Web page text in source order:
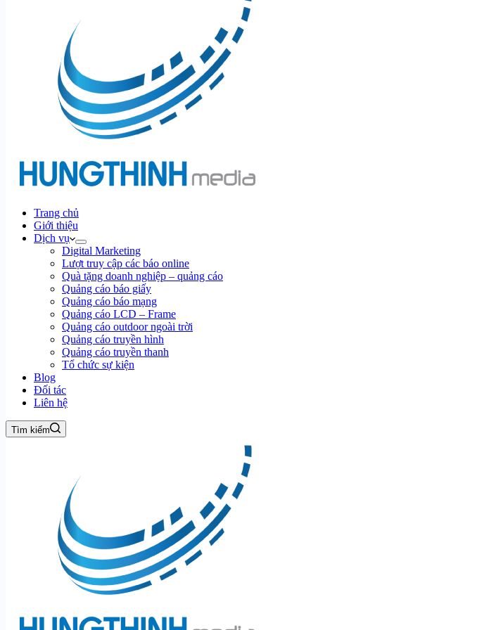
Trang chủ
Giới thiệu
Dịch vụ
Digital Marketing
Lượt truy cập các báo online
Quà tặng doanh nghiệp – quảng cáo
Quảng cáo báo giấy
Quảng cáo báo mạng
Quảng cáo LCD – Frame
Quảng cáo outdoor ngoài trời
Quảng cáo truyền hình
Quảng cáo truyền thanh
Tổ chức sự kiện
Blog
Đối tác
Liên hệ
Tìm kiếm